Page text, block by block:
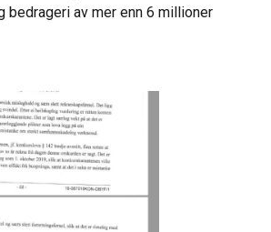
bedrageri av mer enn 6 millioner